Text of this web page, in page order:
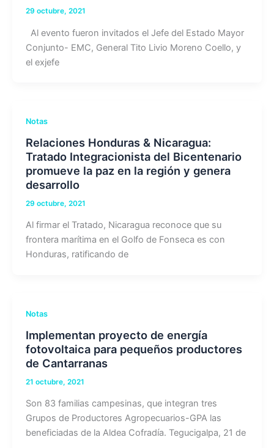
29 octubre, 2021
Al evento fueron invitados el Jefe del Estado Mayor
Conjunto- EMC, General Tito Livio Moreno Coello, y
el exjefe
Notas
Relaciones Honduras & Nicaragua:
Tratado Integracionista del Bicentenario
promueve la paz en la región y genera
desarrollo
29 octubre, 2021
Al firmar el Tratado, Nicaragua reconoce que su
frontera marítima en el Golfo de Fonseca es con
Honduras, ratificando de
Notas
Implementan proyecto de energía
fotovoltaica para pequeños productores
de Cantarranas
21 octubre, 2021
Son 83 familias campesinas, que integran tres
Grupos de Productores Agropecuarios-GPA las
beneficiadas de la Aldea Cofradía. Tegucigalpa, 21 de